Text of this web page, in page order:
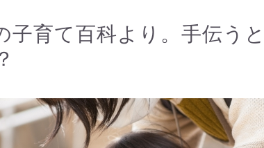
子育て百科より。手伝う